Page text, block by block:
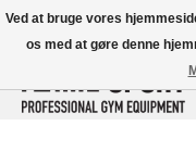
E-MAIL:info@flame-sport.de
Ved at bruge vores
os med at gøre denne